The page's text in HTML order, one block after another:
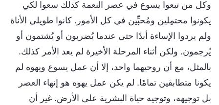
وكل من تبعوا يسوع في عصر النعمة كذلك سعوا لكي
يكونوا محتمِلين ومُحبِّين في كل الأمور. كانوا طويلي الأناة
ولم يردوا الإساءة أبدًا حتى عندما يُضربون أو يُشتمون أو
يُرجمون. ولكن أثناء المرحلة الأخيرة لم يعد الأمر كذلك.
بالمثل، مع أن روحيهما واحد، إلا أن عمل يسوع ويهوه لم
يكونا متطابقين تمامًا. لم يكن عمل يهوه هو إنهاء العصر
بل توجيهه، وتوجيه حياة البشرية على الأرض. غير أن